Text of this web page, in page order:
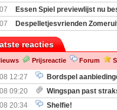
Essen Spiel previewlijst nu
Despelletjesvrienden
reacties
Prijsreactie Forum
12:27
Bordspel
09:20
Wingspan past
20:34
Shelfie!